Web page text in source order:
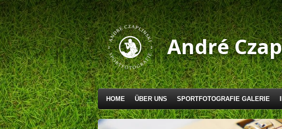
Zum
Hauptinhalt
springen
André
HOME ÜBER UNS SPORTFOTOGRAFIE GALERIE